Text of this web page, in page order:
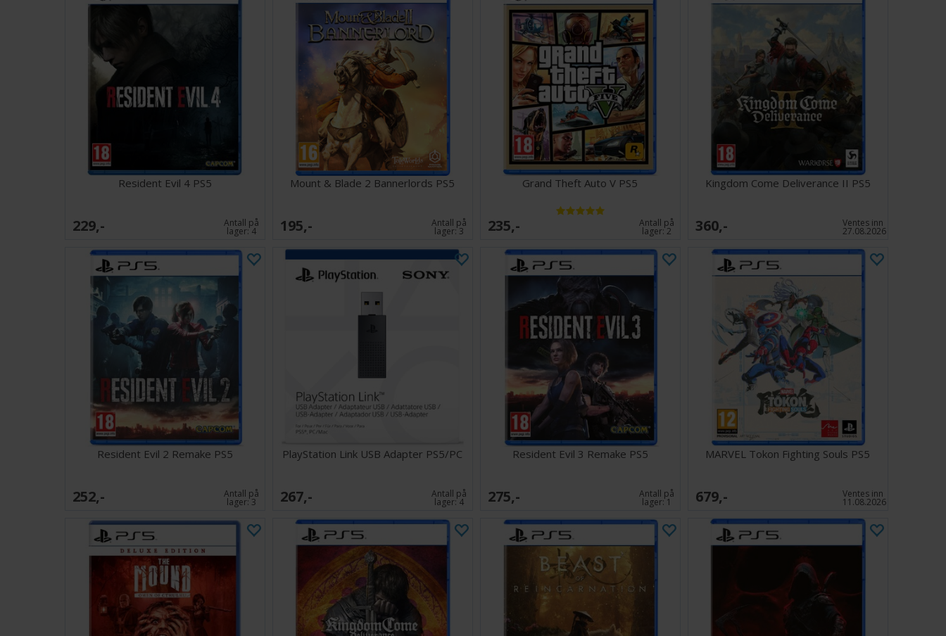
Resident Evil 4 PS5
229,- Antall på
lager:4
Mount & Blade 2 Bannerlords PS5
195,- Antall på
lager:3
Grand Theft Auto V PS5
235,- Antall på
lager:2
Kingdom Come Deliverance II PS5
360,- Ventes inn
27.08.2026
Resident Evil 2 Remake PS5
252,- Antall på
lager:3
PlayStation Link USB Adapter PS5/PC
267,- Antall på
lager:4
Resident Evil 3 Remake PS5
275,- Antall på
lager:1
MARVEL Tokon Fighting Souls PS5
679,- Ventes inn
11.08.2026